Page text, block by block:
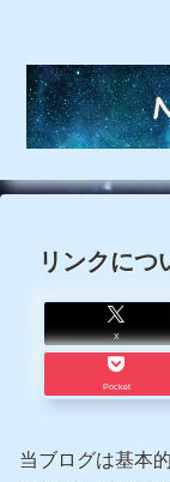
リンクにつ
X
Pocket
当ブログは基本